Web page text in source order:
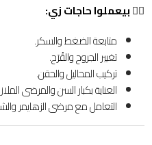
👩‍⚕️ بيعملوا حاجات زي:
متابعة الضغط والسكر.
تغيير الجروح والقُرَح.
تركيب المحاليل والحقن.
العناية بكبار السن والمرضى
التعامل مع مرضى الزهايمر